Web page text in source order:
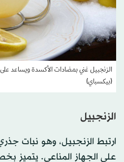
الزنجبيل غني بمضادات الأكسدة ويساعد على
(بيكسباي)
الزنجبيل
ارتبط الزنجبيل، وهو نبات
على الجهاز المناعي. يتميز